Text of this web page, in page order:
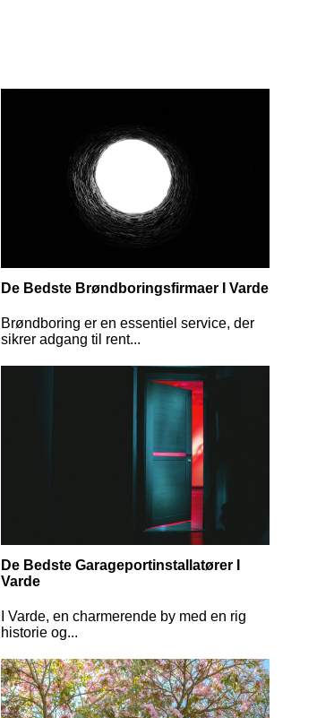
De Bedste Brøndboringsfirmaer I Varde
Brøndboring er en essentiel service, der
sikrer adgang til rent...
De Bedste Garageportinstallatører I
Varde
I Varde, en charmerende by med en rig
historie og...